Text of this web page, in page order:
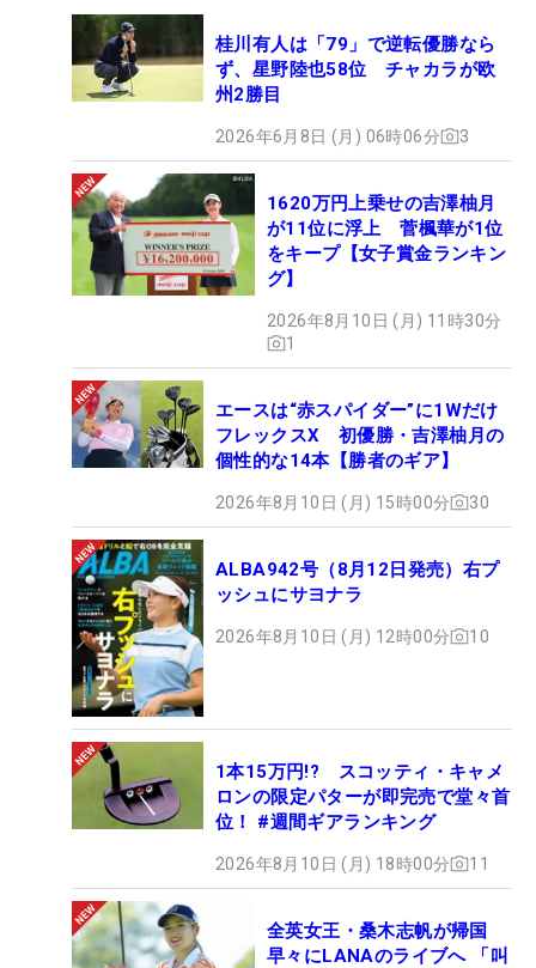
桂川有人は「79」で逆転優勝なら
ず、星野陸也58位 チャカラが欧
州2勝目
2026年6月8日 (月) 06時06分 3
1620万円上乗せの吉澤柚月
が11位に浮上 菅楓華が1位
をキープ【女子賞金ランキン
グ】
2026年8月10日 (月) 11時30分
1
エースは“赤スパイダー”に1Wだけ
フレックスX 初優勝・吉澤柚月の
個性的な14本【勝者のギア】
2026年8月10日 (月) 15時00分 30
ALBA942号（8月12日発売）右プ
ッシュにサヨナラ
2026年8月10日 (月) 12時00分 10
1本15万円!? スコッティ・キャメ
ロンの限定パターが即完売で堂々首
位！ #週間ギアランキング
2026年8月10日 (月) 18時00分 11
全英女王・桑木志帆が帰国
早々にLANAのライブへ 「叫